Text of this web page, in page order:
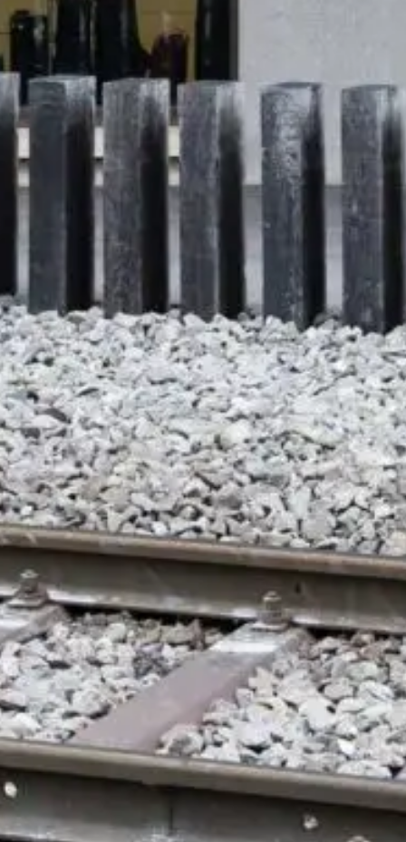
BASSKLARINETTEN
KLARINETTEN
SAXOPHONE
DIENSTLEISTUNGEN
ÜBER UNS
SHOP